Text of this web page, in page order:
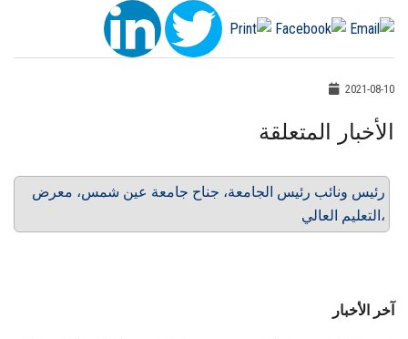
2021-08-10
الأخبار المتعلقة
رئيس ونائب رئيس الجامعة، جناح جامعة عين شمس، معرض
التعليم العالي،
آخر الأخبار